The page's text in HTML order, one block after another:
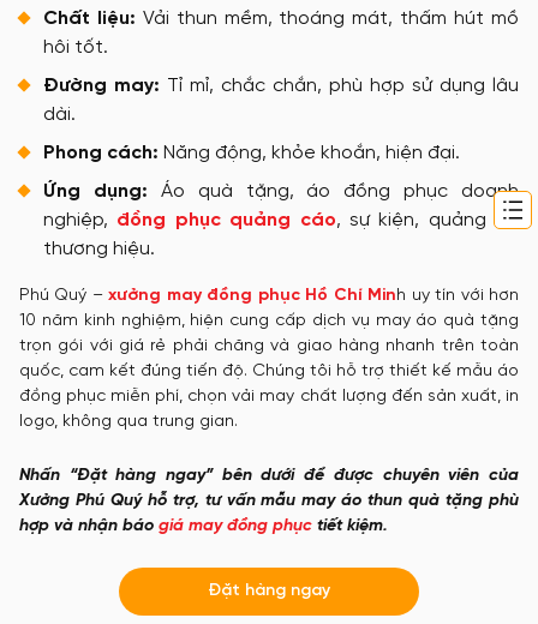
Chất liệu: Vải thun mềm, thoáng mát, thấm hút mồ
hôi tốt.
Đường may: Tỉ mỉ, chắc chắn, phù hợp sử dụng lâu
dài.
Phong cách: Năng động, khỏe khoắn, hiện đại.
Ứng dụng: Áo quà tặng, áo đồng phục doanh
nghiệp, đồng phục quảng cáo, sự kiện, quảng bá
thương hiệu.
Phú Quý –xưởng may đồng phục Hồ Chí Min h uy tín với hơn
10 năm kinh nghiệm, hiện cung cấp dịch vụ may áo quà tặng
trọn gói với giá rẻ phải chăng và giao hàng nhanh trên toàn
quốc, cam kết đúng tiến độ. Chúng tôi hỗ trợ thiết kế mẫu áo
đồng phục miễn phí, chọn vải may chất lượng đến sản xuất, in
logo, không qua trung gian.
Nhấn “Đặt hàng ngay” bên dưới để được chuyên viên của
Xưởng Phú Quý hỗ trợ, tư vấn mẫu may áo thun quà tặng phù
hợp và nhận báo giá may đồng phục tiết kiệm.
Đặt hàng ngay